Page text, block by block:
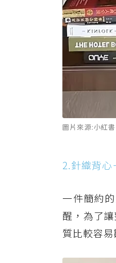
圖片來源:小紅
2.針織背心
一件簡約
醒，為了
質比較容